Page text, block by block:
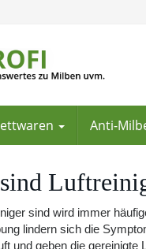
Anti-
sind wird immer
lindern sich die
und geben die gereinigte